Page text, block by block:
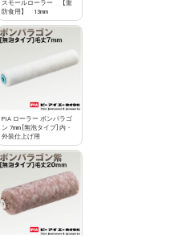
スモールローラー 【重
防食用】 13mm
PIA ローラー ボンパラゴ
ン 7mm [無泡タイプ] 内・
外装仕上げ用